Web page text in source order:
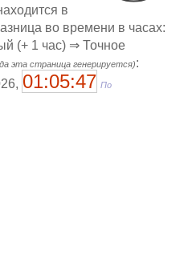
в
во времени в часах:
(+ 1 час) ⇒ Точное
эта страница генерируется):
01:05:47 По